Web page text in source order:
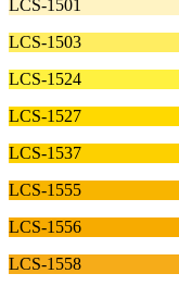
LCS-1501
LCS-1503
LCS-1524
LCS-1527
LCS-1537
LCS-1555
LCS-1556
LCS-1558